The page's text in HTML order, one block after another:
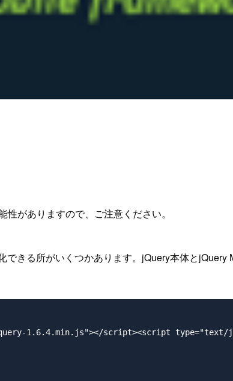
がありますので、ご注意ください。
きる所がいくつかあります。jQuery本体と
1.6.4.min.js"></script><script type="text/